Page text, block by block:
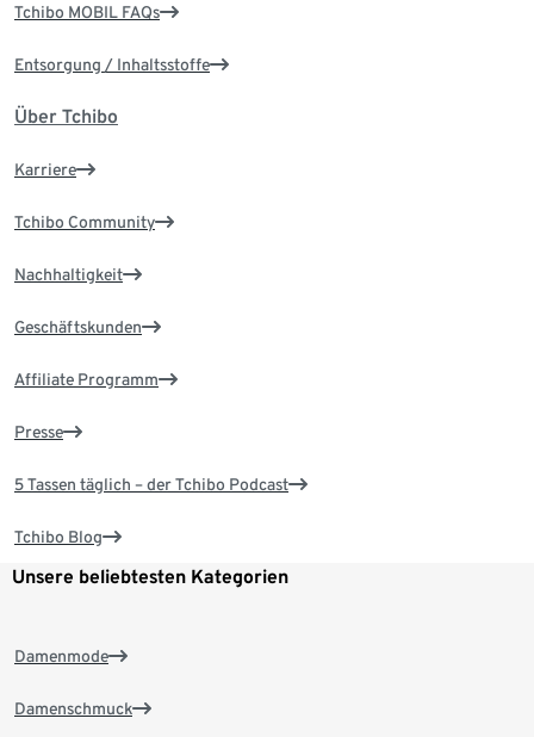
Tchibo MOBIL FAQs
Entsorgung / Inhaltsstoffe
Über Tchibo
Karriere
Tchibo Community
Nachhaltigkeit
Geschäftskunden
Affiliate Programm
Presse
5 Tassen täglich – der Tchibo Podcast
Tchibo Blog
Unsere beliebtesten Kategorien
Damenmode
Damenschmuck